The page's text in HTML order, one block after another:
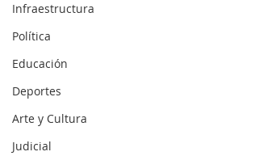
Infraestructura
Política
Educación
Deportes
Arte y Cultura
Judicial